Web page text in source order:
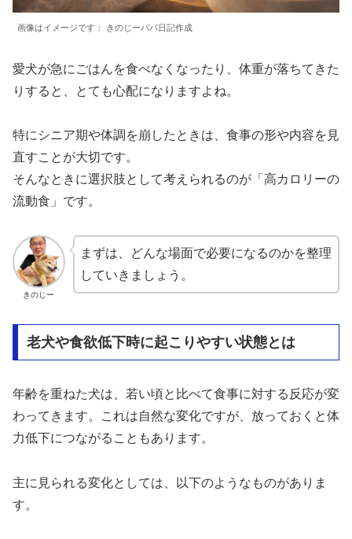
画像はイメージです： きのじーパパ日記作成
愛犬が急にごはんを食べなくなったり、体重が落ちてきた
りすると、とても心配になりますよね。
特にシニア期や体調を崩したときは、食事の形や内容を見
直すことが大切です。
そんなときに選択肢として考えられるのが「高カロリーの
流動食」です。
きのじー
まずは、どんな場面で必要になるのかを整理
していきましょう。
老犬や食欲低下時に起こりやすい状態とは
年齢を重ねた犬は、若い頃と比べて食事に対する反応が変
わってきます。これは自然な変化ですが、放っておくと体
力低下につながることもあります。
主に見られる変化としては、以下のようなものがありま
す。